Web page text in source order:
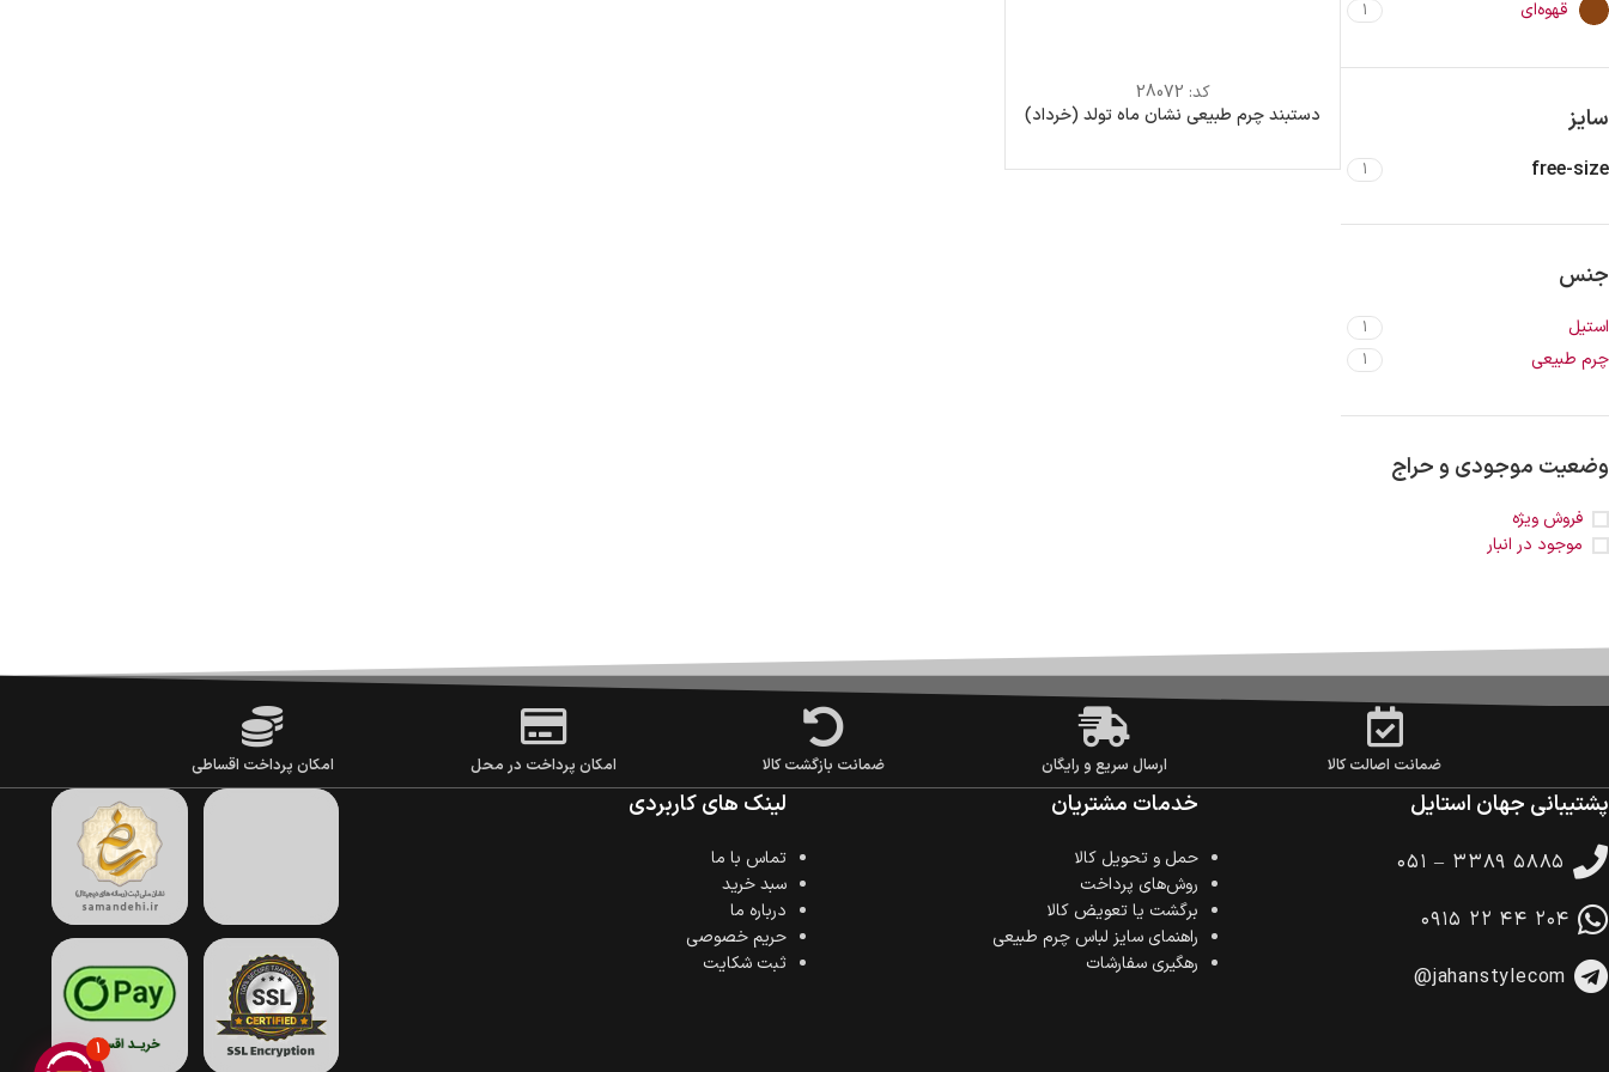
قهوه‌ای 1
سایز
free-size
1
جنس
استیل 1
چرم طبیعی 1
وضعیت موجودی و حراج
فروش ویژه
موجود در انبار
کد: 28072
دستبند چرم طبیعی نشان ماه تولد (خرداد)
ضمانت اصالت کالا ارسال سریع و رایگان ضمانت بازگشت کالا امکان پرداخت در محل امکان پرداخت اقساطی
پشتیبانی جهان استایل
۰۵۱ – ۳۳۸۹ ۵۸۸۵
۰۹۱۵ ۲۲ ۴۴ ۲۰۴
@jahanstylecom
خدمات مشتریان
حمل‌ و تحویل کالا
روش‌های پرداخت
برگشت یا تعویض کالا
راهنمای سایز لباس چرم طبیعی
رهگیری سفارشات
لینک های کاربردی
تماس با ما
سبد خرید
درباره ما
حریم خصوصی
ثبت شکایت
1